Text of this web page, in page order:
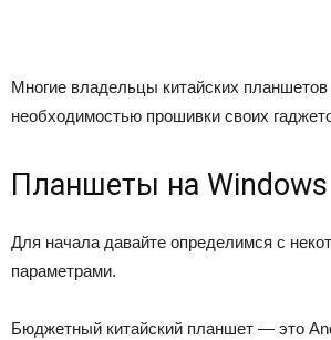
Многие владельцы китайских планшетов
необходимостью прошивки своих
Планшеты на Windows
Для начала давайте определимся с
параметрами.
Бюджетный китайский планшет — это